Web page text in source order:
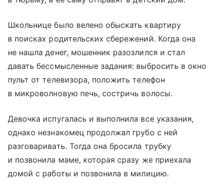
Школьнице было велено обыскать квартиру
в поисках родительских сбережений. Когда она
не нашла денег, мошенник разозлился и стал
давать бессмысленные задания: выбросить в окно
пульт от телевизора, положить телефон
в микроволновую печь, состричь волосы.
Девочка испугалась и выполнила все указания,
однако незнакомец продолжал грубо с ней
разговаривать. Тогда она бросила трубку
и позвонила маме, которая сразу же приехала
домой с работы и позвонила в милицию.